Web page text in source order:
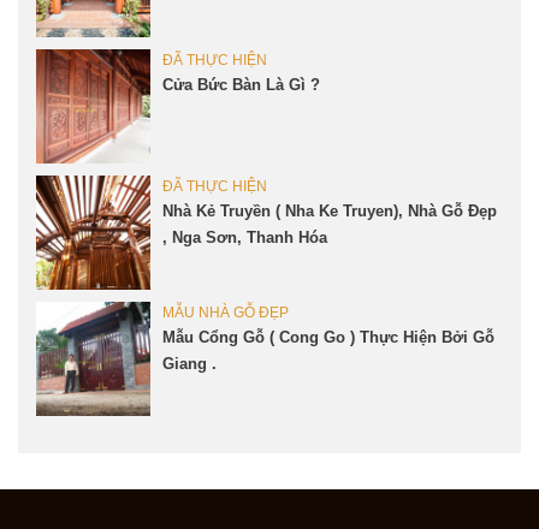
ĐÃ THỰC HIỆN
Cửa Bức Bàn Là Gì ?
ĐÃ THỰC HIỆN
Nhà Kẻ Truyền ( Nha Ke Truyen), Nhà Gỗ Đẹp
, Nga Sơn, Thanh Hóa
MẪU NHÀ GỖ ĐẸP
Mẫu Cổng Gỗ ( Cong Go ) Thực Hiện Bởi Gỗ
Giang .